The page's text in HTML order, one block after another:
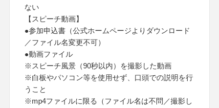
ない
【スピーチ動画】
●参加申込書（公式ホームページよりダウンロード
／ファイル名変更不可）
●動画ファイル
※スピーチ風景（90秒以内）を撮影した動画
※白板やパソコン等を使用せず、口頭での説明を行
うこと
※mp4ファイルに限る（ファイル名は不問／撮影し